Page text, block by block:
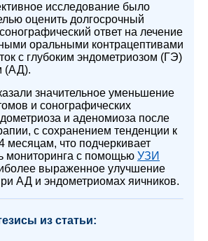
исследование было
оценить долгосрочный
ответ на лечение
оральными контрацептивами
с глубоким эндометриозом (ГЭ)
(АД).
значительное уменьшение
и сонографических
и аденомиоза после
с сохранением тенденции к
месяцам, что подчеркивает
мониторинга с помощью УЗИ
выраженное улучшение
АД и эндометриомах яичников.
из статьи: